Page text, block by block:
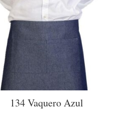
134 Vaquero Azul